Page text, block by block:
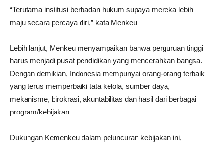
“Terutama institusi berbadan hukum supaya mereka lebih
maju secara percaya diri,” kata Menkeu.
Lebih lanjut, Menkeu menyampaikan bahwa perguruan tinggi
harus menjadi pusat pendidikan yang mencerahkan bangsa.
Dengan demikian, Indonesia mempunyai orang-orang terbaik
yang terus memperbaiki tata kelola, sumber daya,
mekanisme, birokrasi, akuntabilitas dan hasil dari berbagai
program/kebijakan.
Dukungan Kemenkeu dalam peluncuran kebijakan ini,